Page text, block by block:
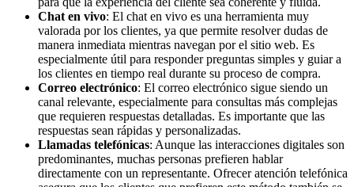
Chat en vivo: El chat en vivo es una herramienta muy
valorada por los clientes, ya que permite resolver dudas de
manera inmediata mientras navegan por el sitio web. Es
especialmente útil para responder preguntas simples y guiar a
los clientes en tiempo real durante su proceso de compra.
Correo electrónico: El correo electrónico sigue siendo un
canal relevante, especialmente para consultas más complejas
que requieren respuestas detalladas. Es importante que las
respuestas sean rápidas y personalizadas.
Llamadas telefónicas: Aunque las interacciones digitales son
predominantes, muchas personas prefieren hablar
directamente con un representante. Ofrecer atención telefónica